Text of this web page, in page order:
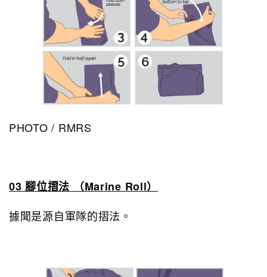
PHOTO / RMRS
03 腳位摺法 （Marine Roll）
據聞是源自軍隊的摺法。